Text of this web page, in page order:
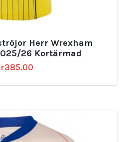
Herr Wrexham
26 Kortärmad
385.00